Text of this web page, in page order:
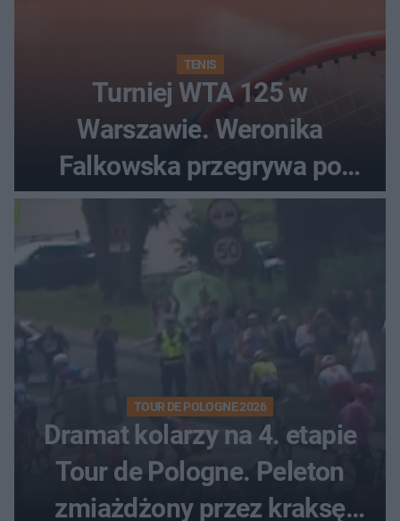
TENIS
Turniej WTA 125 w
Warszawie. Weronika
Falkowska przegrywa po
zaciętym boju
TOUR DE POLOGNE 2026
Dramat kolarzy na 4. etapie
Tour de Pologne. Peleton
zmiażdżony przez kraksę